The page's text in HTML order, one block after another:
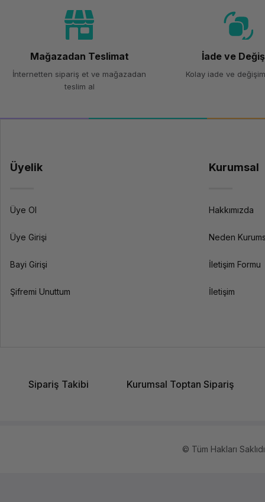
Mağazadan Teslimat
İnternetten sipariş et ve mağazadan
teslim al
İade ve
Kolay iade ve
Üyelik
Üye Ol
Üye Girişi
Bayi Girişi
Şifremi Unuttum
Kurumsal
Hakkımızda
Neden
İletişim Formu
İletişim
Sipariş Takibi Kurumsal Toptan Sipariş
© Tüm Hakları